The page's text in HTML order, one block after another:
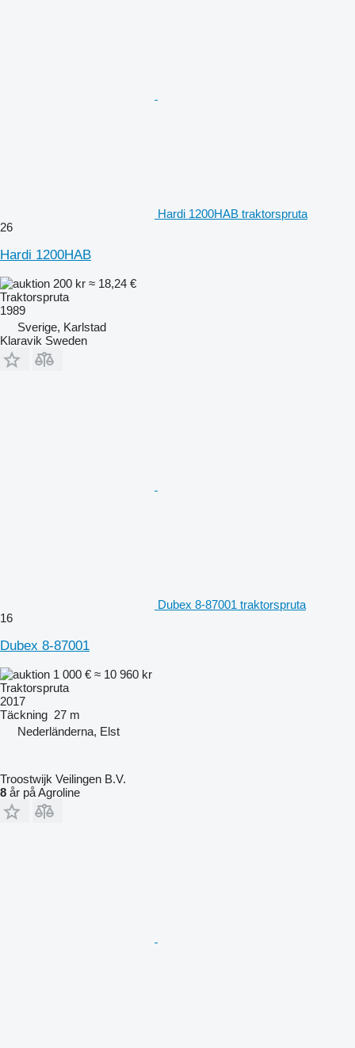
Hardi 1200HAB traktorspruta
26
Hardi 1200HAB
200 kr ≈ 18,24 €
Traktorspruta
1989
Sverige, Karlstad
Klaravik Sweden
Dubex 8-87001 traktorspruta
16
Dubex 8-87001
1 000 € ≈ 10 960 kr
Traktorspruta
2017
Täckning 27 m
Nederländerna, Elst
Troostwijk Veilingen B.V.
8 år på Agroline